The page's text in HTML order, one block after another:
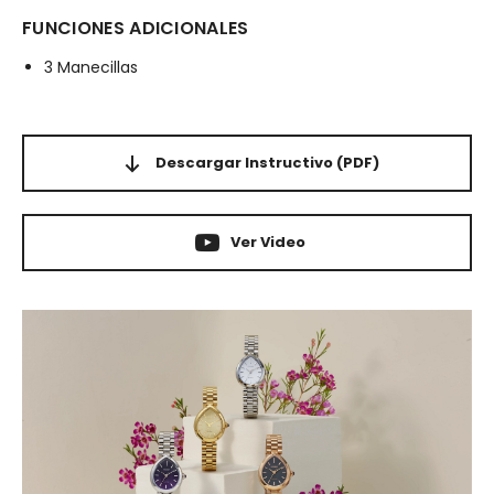
FUNCIONES ADICIONALES
3 Manecillas
Descargar Instructivo (PDF)
Ver Video